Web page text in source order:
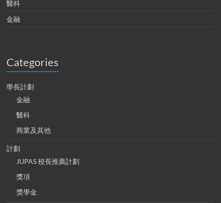
醫科
金融
Categories
學長計劃
金融
醫科
商業及其他
計劃
JUPAS 校長推薦計劃
獎項
獎學金